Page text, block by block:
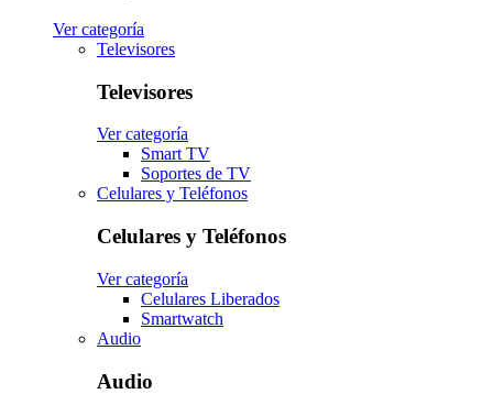
Ver categoría
Televisores
Televisores
Ver categoría
Smart TV
Soportes de TV
Celulares y Teléfonos
Celulares y Teléfonos
Ver categoría
Celulares Liberados
Smartwatch
Audio
Audio